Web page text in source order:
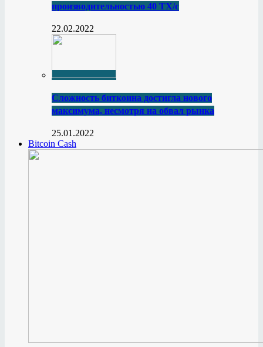
производительностью 40 ТХ/с
22.02.2022
Сложность биткоина достигла нового
максимума, несмотря на обвал рынка
25.01.2022
Bitcoin Cash